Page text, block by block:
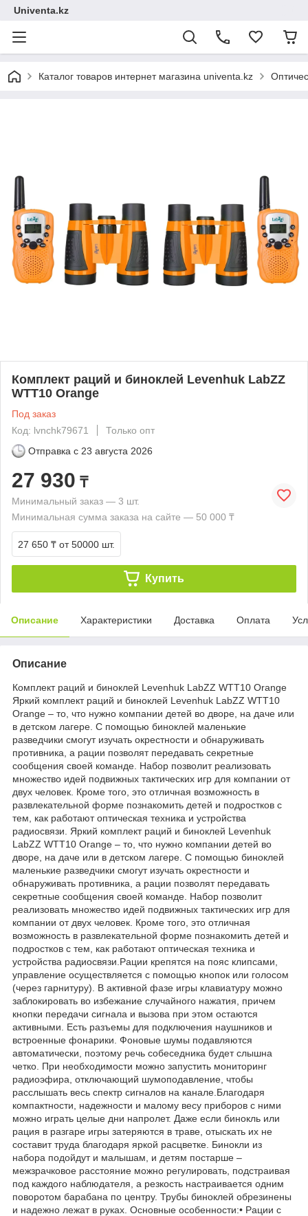
Univenta.kz
Каталог товаров интернет магазина univenta.kz
Комплект раций и биноклей Levenhuk LabZZ
WTT10 Orange
Под заказ
Код: lvnchk79671
Только опт
Отправка с 23 августа 2026
27 930 ₸
Минимальный заказ — 3 шт.
Минимальная сумма заказа на сайте — 50 000 ₸
27 650 ₸ от 50000 шт.
Купить
Описание Характеристики Доставка Оплата
Описание
Комплект раций и биноклей Levenhuk LabZZ WTT10 Orange
Яркий комплект раций и биноклей Levenhuk LabZZ WTT10
Orange – то, что нужно компании детей во дворе, на даче или
в детском лагере. С помощью биноклей маленькие
разведчики смогут изучать окрестности и обнаруживать
противника, а рации позволят передавать секретные
сообщения своей команде. Набор позволит реализовать
множество идей подвижных тактических игр для компании от
двух человек. Кроме того, это отличная возможность в
развлекательной форме познакомить детей и подростков с
тем, как работают оптическая техника и устройства
радиосвязи. Яркий комплект раций и биноклей Levenhuk
LabZZ WTT10 Orange – то, что нужно компании детей во
дворе, на даче или в детском лагере. С помощью биноклей
маленькие разведчики смогут изучать окрестности и
обнаруживать противника, а рации позволят передавать
секретные сообщения своей команде. Набор позволит
реализовать множество идей подвижных тактических игр для
компании от двух человек. Кроме того, это отличная
возможность в развлекательной форме познакомить детей и
подростков с тем, как работают оптическая техника и
устройства радиосвязи.Рации крепятся на пояс клипсами,
управление осуществляется с помощью кнопок или голосом
(через гарнитуру). В активной фазе игры клавиатуру можно
заблокировать во избежание случайного нажатия, причем
кнопки передачи сигнала и вызова при этом остаются
активными. Есть разъемы для подключения наушников и
встроенные фонарики. Фоновые шумы подавляются
автоматически, поэтому речь собеседника будет слышна
четко. При необходимости можно запустить мониторинг
радиоэфира, отключающий шумоподавление, чтобы
расслышать весь спектр сигналов на канале.Благодаря
компактности, надежности и малому весу приборов с ними
можно играть целые дни напролет. Даже если бинокль или
рация в разгаре игры затеряются в траве, отыскать их не
составит труда благодаря яркой расцветке. Бинокли из
набора подойдут и малышам, и детям постарше –
межзрачковое расстояние можно регулировать, подстраивая
под каждого наблюдателя, а резкость настраивается одним
поворотом барабана по центру. Трубы биноклей обрезинены
и надежно лежат в руках. Основные особенности:• Рации с